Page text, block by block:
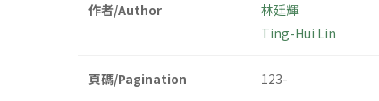
作者/Author
林廷輝
Ting-Hui Lin
頁碼/Pagination 123-